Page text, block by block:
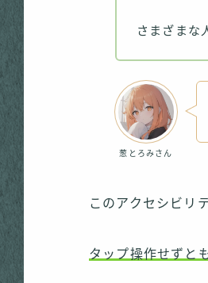
さまざまな
葱とろみさん
このアクセシビリ
タップ操作せずと